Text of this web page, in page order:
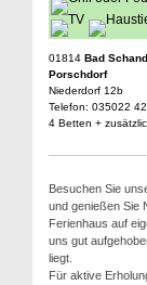
01814 Bad
Porschdorf
Niederdorf 12b
Telefon: 035022
4 Betten +
Besuchen Sie
und genießen Sie
Ferienhaus auf
uns gut
liegt.
Für aktive